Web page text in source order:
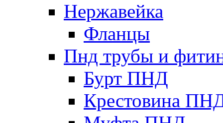
Нержавейка
Фланцы
Пнд трубы и
Бурт ПНД
Крестовина